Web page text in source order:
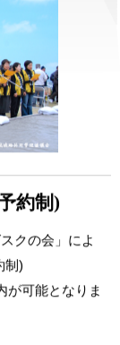
約制)
クの会」によ
制)
が可能となりま